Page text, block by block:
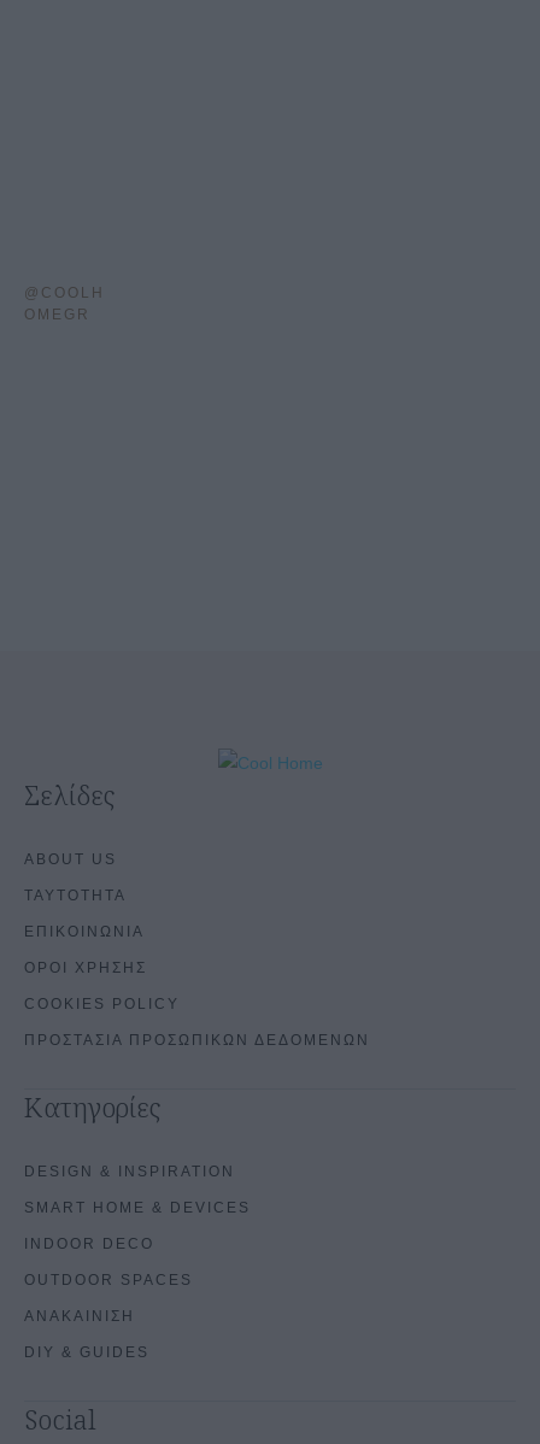
@COOLH
OMEGR
Σελίδες
ABOUT US
ΤΑΥΤΟΤΗΤΑ
ΕΠΙΚΟΙΝΩΝΙΑ
ΟΡΟΙ ΧΡΗΣΗΣ
COOKIES POLICY
ΠΡΟΣΤΑΣΙΑ ΠΡΟΣΩΠΙΚΩΝ ΔΕΔΟΜΕΝΩΝ
Κατηγορίες
DESIGN & INSPIRATION
SMART HOME & DEVICES
INDOOR DECO
OUTDOOR SPACES
ΑΝΑΚΑΙΝΙΣΗ
DIY & GUIDES
Social